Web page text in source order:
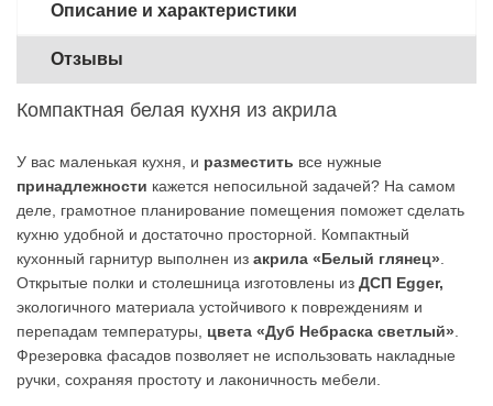
Описание и характеристики
Отзывы
Компактная белая кухня из акрила
У вас маленькая кухня, и разместить все нужные
принадлежности кажется непосильной задачей? На самом
деле, грамотное планирование помещения поможет сделать
кухню удобной и достаточно просторной. Компактный
кухонный гарнитур выполнен из акрила «Белый глянец»
Открытые полки и столешница изготовлены из ДСП Egger,
экологичного материала устойчивого к повреждениям и
перепадам температуры, цвета «Дуб Небраска светлый»
Фрезеровка фасадов позволяет не использовать накладные
ручки, сохраняя простоту и лаконичность мебели.